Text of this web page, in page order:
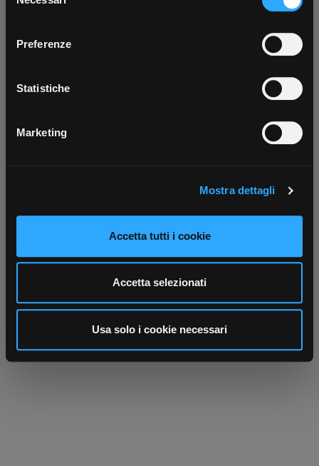
momento dalla Dichiarazione sui cookie o facendo clic
raccogliere informazioni sulla tua posizione
geografica, con un'approssimazione di qualche
Identificare il tuo dispositivo, scansionandolo
Approfondisci come vengono elaborati i tuoi dati personali
dalla Dichiarazione sui cookie.
Utilizziamo i cookie per personalizzare contenuti ed
analizzare il nostro traffico. Condividiamo inoltre
informazioni sul modo in cui utilizza il nostro sito con i
nostri partner che si occupano di analisi dei dati web,
pubblicità e social media, i quali potrebbero combinarle
Preferenze
Statistiche
Marketing
Mostra dettagli
Accetta tutti i cookie
Accetta selezionati
Usa solo i cookie necessari
tutti i servizi ovunque tu sia!
Scarica ora Ti affiancheremo passo dopo passo
dedicato
Punti vendita
te